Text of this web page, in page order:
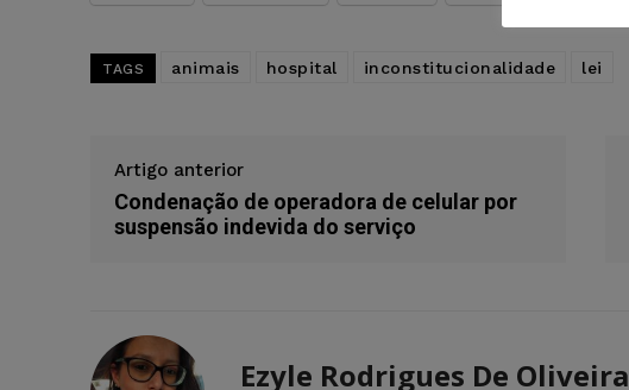
TAGS animais hospital inconstitucionalidade lei
Artigo anterior
Condenação de operadora de celular por
suspensão indevida do serviço
Ezyle Rodrigues De Oliveira